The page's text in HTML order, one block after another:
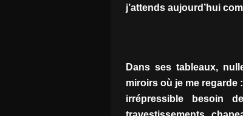
j’attends aujourd’hui
Dans ses tableaux,
miroirs où je me regarde
irrépressible besoin